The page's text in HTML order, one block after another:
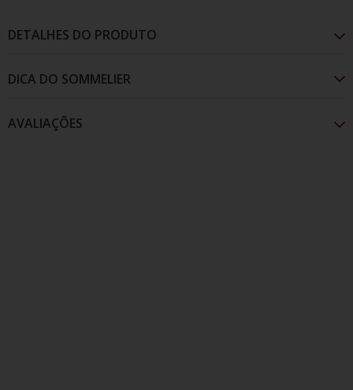
DETALHES DO PRODUTO
O rótulo Monte Romano Rosso é leve e fácil de
AVALIAÇÕES